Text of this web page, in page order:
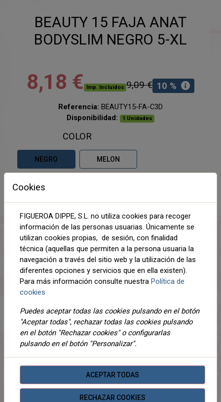
BEAUTY 15 FAJA ANAT
BODYSLIM NEGRO 5-XL
8,18 € Imp. Incluidos 9,09 € 10 %
Referencia: BEAUTY15-FA-C3D
Disponibilidad:
1 Unidades
COLOR
NEGRO MELON
5-XL
AÑADIR AL CARRITO
Compartir
DESCRIPCIÓN
DETALLES
ADJUNTOS
OPINIONES
¡Este producto no tiene descripción!
Cookies
FIGUEROA DIPPE, S.L. no utiliza cookies para recoger
información de las personas usuarias. Únicamente se
utilizan cookies propias, de sesión, con finalidad
técnica (aquellas que permiten a la persona usuaria la
navegación a través del sitio web y la utilización de las
diferentes opciones y servicios que en ella existen).
Para más información consulte nuestra Política de
cookies
Puedes aceptar todas las cookies pulsando en el botón
"Aceptar todas", rechazar todas las cookies pulsando
en el botón "Rechazar cookies" o configurarlas
pulsando en el botón "Personalizar".
ACEPTAR TODAS
RECHAZAR COOKIES